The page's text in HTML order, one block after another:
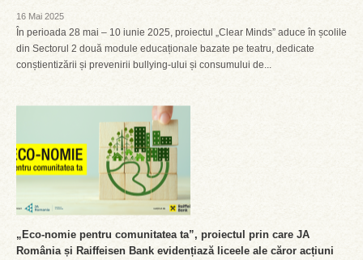
16 Mai 2025
În perioada 28 mai – 10 iunie 2025, proiectul „Clear Minds” aduce în școlile
din Sectorul 2 două module educaționale bazate pe teatru, dedicate
conștientizării și prevenirii bullying-ului și consumului de...
„Eco-nomie pentru comunitatea ta”, proiectul prin care JA
România și Raiffeisen Bank evidențiază liceele ale căror acțiuni